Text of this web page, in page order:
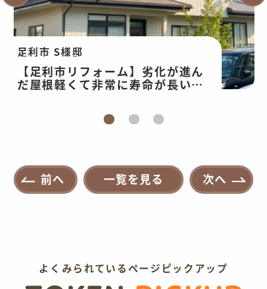
足利市 S様邸
【足利市リフォーム】劣化が進ん
だ屋根軽くて非常に寿命が長い屋
前へ 一覧を見る 次へ
よくみられているページピックアップ